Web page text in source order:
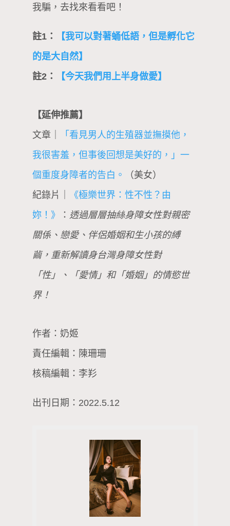
我騙，去找來看看吧！
註1：
【我可以對著蛹低語，但是孵化它
的是大自然】
註2：
【今天我們用上半身做愛】
【延伸推薦】
文章｜
「看見男人的生殖器並撫摸他，
我很害羞，但事後回想是美好的，」一
個重度身障者的告白。
（美女）
紀錄片｜
《極樂世界：性不性？由
妳！》
： 透過層層抽絲身障女性對親密
關係、戀愛、伴侶婚姻和生小孩的縛
繭，重新解讀身台灣身障女性對
「性」、「愛情」和「婚姻」的情慾世
界！
作者：奶姬
責任編輯：陳珊珊
核稿編輯：李羏
出刊日期：2022.5.12